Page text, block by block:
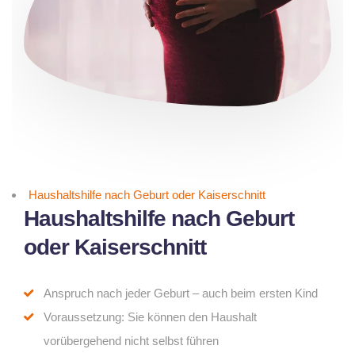
Haushaltshilfe nach Geburt oder Kaiserschnitt
Haushaltshilfe nach Geburt
oder Kaiserschnitt
Anspruch nach jeder Geburt – auch beim ersten Kind
Voraussetzung: Sie können den Haushalt
vorübergehend nicht selbst führen